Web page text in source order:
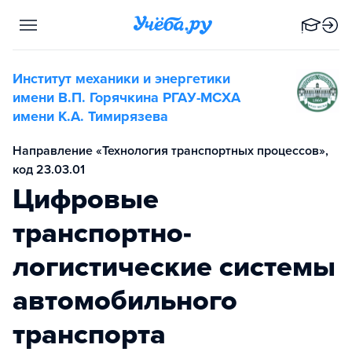
Институт механики и энергетики
имени В.П. Горячкина РГАУ-МСХА
имени К.А. Тимирязева
Направление «Технология транспортных процессов»,
код 23.03.01
Цифровые
транспортно-
логистические системы
автомобильного
транспорта